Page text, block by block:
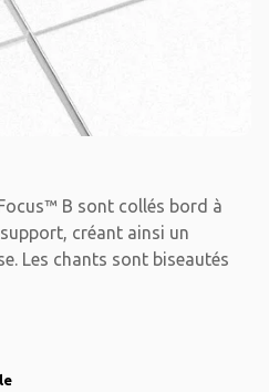
B sont collés bord à
créant ainsi un
Les chants sont biseautés